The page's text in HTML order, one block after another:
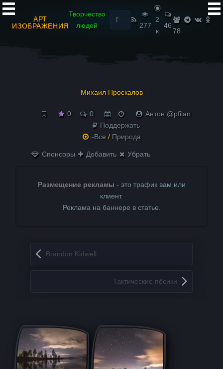
АРТ
ИЗОБРАЖЕНИЯ
Творчество
людей
Найти:
277
2
к
46
78
Михаил Проскалов
0 0
Антон @pfilan
Поддержать
-Все / Природа
Спонсоры Добавить Убрать
Размещение рекламы - это трафик вам или
клиент.
Реклама на баннере в статье.
Запись навигация
Brandon Kidwell
Тактические пёсики